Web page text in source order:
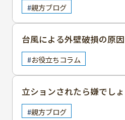
親方ブログ
台風による外壁破損の原
策についてわかりやすく解
お役立ちコラム
立ションされたら嫌でしょ
親方ブログ